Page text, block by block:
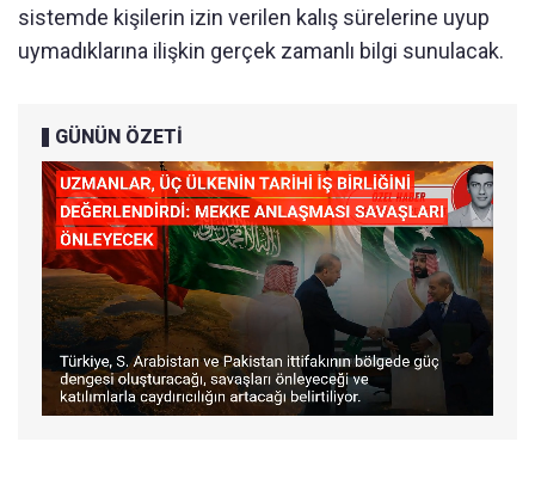
sistemde kişilerin izin verilen kalış sürelerine uyup
uymadıklarına ilişkin gerçek zamanlı bilgi sunulacak.
GÜNÜN ÖZETİ